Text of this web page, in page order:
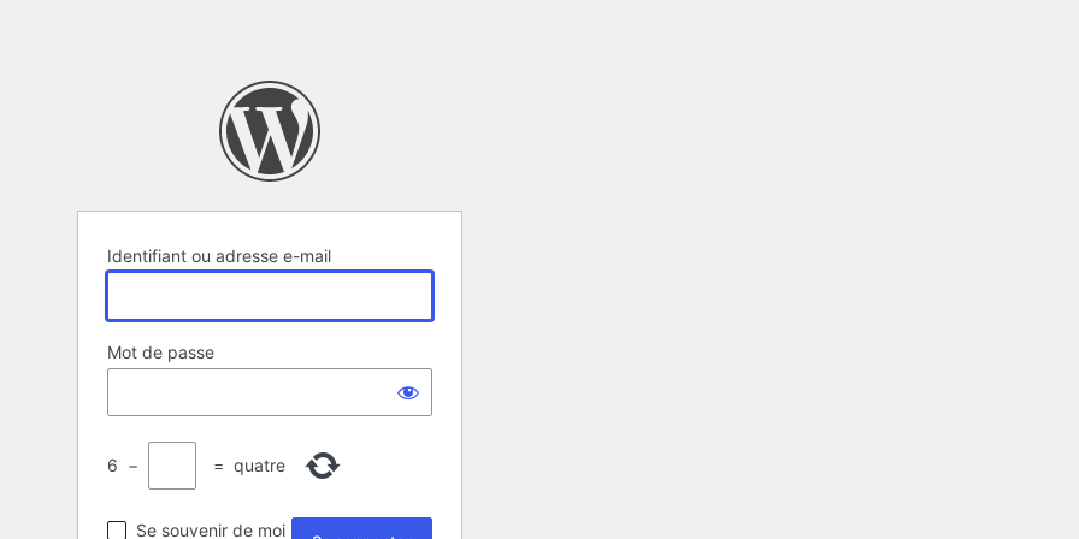
Identifiant ou adresse e-mail
Mot de passe
6 − = quatre
Se souvenir de moi